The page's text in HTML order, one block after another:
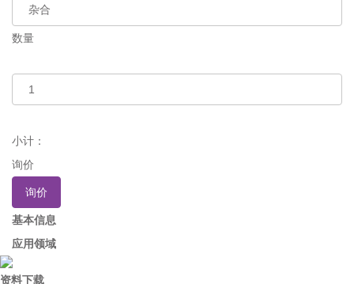
数量
小计：
询价
询价
基本信息
应用领域
资料下载